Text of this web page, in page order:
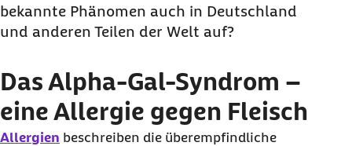
bekannte Phänomen auch in Deutschland
und anderen Teilen der Welt auf?
Das Alpha-Gal-Syndrom –
eine Allergie gegen Fleisch
Allergien beschreiben die überempfindliche